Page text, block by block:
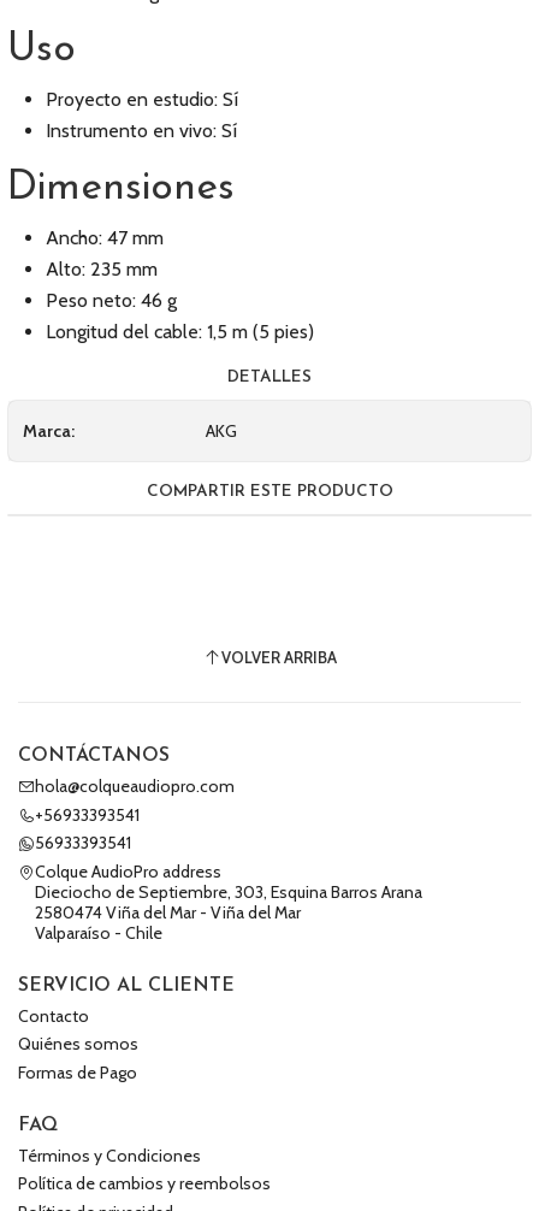
Uso
Proyecto en estudio: Sí
Instrumento en vivo: Sí
Dimensiones
Ancho: 47 mm
Alto: 235 mm
Peso neto: 46 g
Longitud del cable: 1,5 m (5 pies)
DETALLES
Marca: AKG
COMPARTIR ESTE PRODUCTO
VOLVER ARRIBA
CONTÁCTANOS
hola@colqueaudiopro.com
+56933393541
56933393541
Colque AudioPro address
Dieciocho de Septiembre, 303, Esquina Barros Arana
2580474 Viña del Mar - Viña del Mar
Valparaíso - Chile
SERVICIO AL CLIENTE
Contacto
Quiénes somos
Formas de Pago
FAQ
Términos y Condiciones
Política de cambios y reembolsos